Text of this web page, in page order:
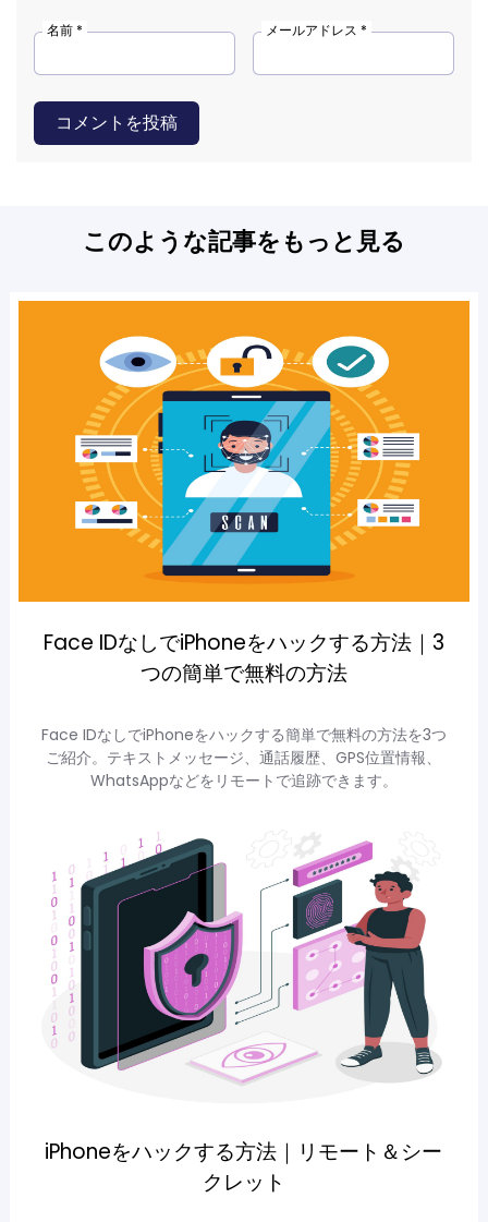
名前 * メールアドレス *
コメントを投稿
このような記事をもっと見る
Face IDなしでiPhoneをハックする方法｜3
つの簡単で無料の方法
Face IDなしでiPhoneをハックする簡単で無料の方法を3つ
ご紹介。テキストメッセージ、通話履歴、GPS位置情報、
WhatsAppなどをリモートで追跡できます。
iPhoneをハックする方法｜リモート＆シー
クレット